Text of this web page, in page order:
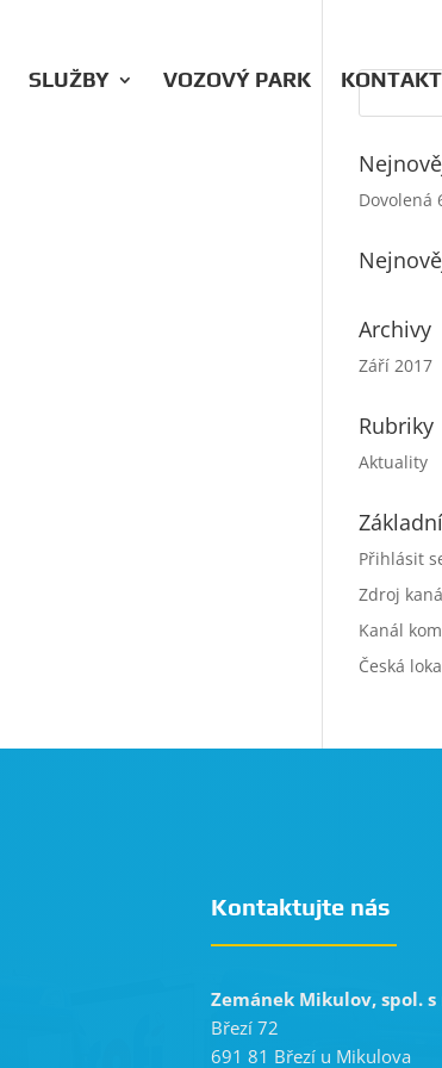
SLUŽBY VOZOVÝ PARK
Dovolená
Archivy
Září 2017
Rubriky
Aktuality
Přihlásit
Zdroj
Kanál
Česká
Kontaktujte nás
Zemánek Mikulov, spol. s
Březí 72
691 81 Březí u Mikulova